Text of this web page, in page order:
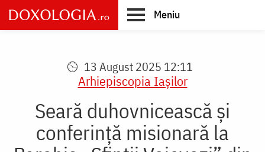
Skip
to
main
Meniu
13 August 2025 12:11
Arhiepiscopia Iaşilor
Seară duhovnicească și
conferință misionară la